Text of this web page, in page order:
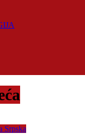
Srpska